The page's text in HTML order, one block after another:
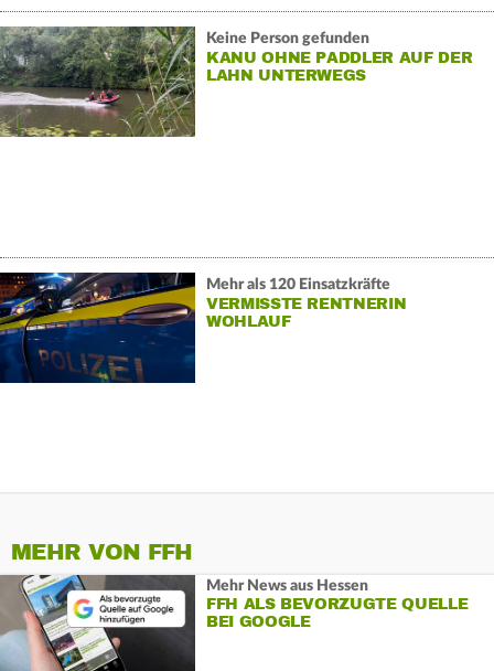
Keine Person gefunden
KANU OHNE PADDLER AUF DER
LAHN UNTERWEGS
Mehr als 120 Einsatzkräfte
VERMISSTE RENTNERIN
WOHLAUF
MEHR VON FFH
Mehr News aus Hessen
FFH ALS BEVORZUGTE QUELLE
BEI GOOGLE